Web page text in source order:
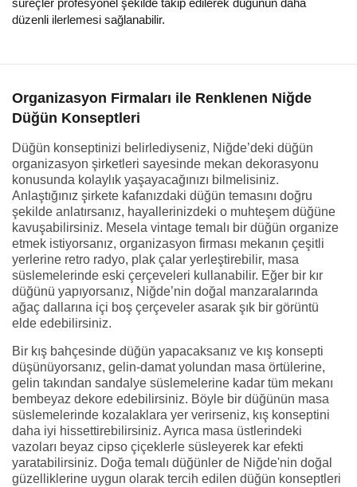
süreçler profesyonel şekilde takip edilerek düğünün daha
düzenli ilerlemesi sağlanabilir.
Organizasyon Firmaları ile Renklenen Niğde
Düğün Konseptleri
Düğün konseptinizi belirlediyseniz, Niğde’deki düğün
organizasyon şirketleri sayesinde mekan dekorasyonu
konusunda kolaylık yaşayacağınızı bilmelisiniz.
Anlaştığınız şirkete kafanızdaki düğün temasını doğru
şekilde anlatırsanız, hayallerinizdeki o muhteşem düğüne
kavuşabilirsiniz. Mesela vintage temalı bir düğün organize
etmek istiyorsanız, organizasyon firması mekanın çeşitli
yerlerine retro radyo, plak çalar yerleştirebilir, masa
süslemelerinde eski çerçeveleri kullanabilir. Eğer bir kır
düğünü yapıyorsanız, Niğde’nin doğal manzaralarında
ağaç dallarına içi boş çerçeveler asarak şık bir görüntü
elde edebilirsiniz.
Bir kış bahçesinde düğün yapacaksanız ve kış konsepti
düşünüyorsanız, gelin-damat yolundan masa örtülerine,
gelin takından sandalye süslemelerine kadar tüm mekanı
bembeyaz dekore edebilirsiniz. Böyle bir düğünün masa
süslemelerinde kozalaklara yer verirseniz, kış konseptini
daha iyi hissettirebilirsiniz. Ayrıca masa üstlerindeki
vazoları beyaz cipso çiçeklerle süsleyerek kar efekti
yaratabilirsiniz. Doğa temalı düğünler de Niğde'nin doğal
güzelliklerine uygun olarak tercih edilen düğün konseptleri